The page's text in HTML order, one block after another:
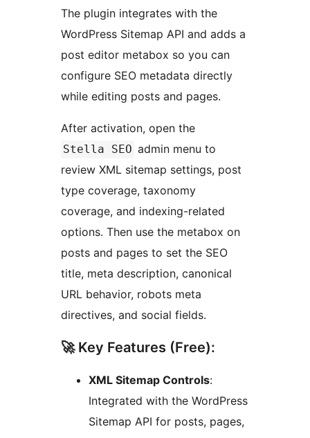
The plugin integrates with the
WordPress Sitemap API and adds a
post editor metabox so you can
configure SEO metadata directly
while editing posts and pages.
After activation, open the
Stella SEO admin menu to
review XML sitemap settings, post
type coverage, taxonomy
coverage, and indexing-related
options. Then use the metabox on
posts and pages to set the SEO
title, meta description, canonical
URL behavior, robots meta
directives, and social fields.
🚀 Key Features (Free):
XML Sitemap Controls:
Integrated with the WordPress
Sitemap API for posts, pages,